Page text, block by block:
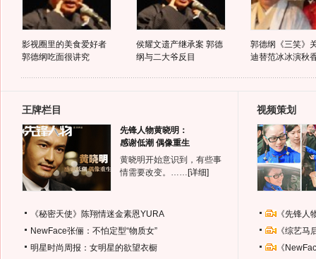
影视圈里的美食爱好者
郭德纲吃面很讲究
侯耀文遗产继承案 郭德
纲与二大爷反目
郭德纲《三笑》
迪替范冰冰演秋
王牌栏目
先锋人物黄晓明：
感谢低潮 偶像重生
黄晓明开始意识到，有些事
情需要改变。…… [详细]
《秘密天使》陈翔情迷金素恩YURA
NewFace张俪：不怕定型“物质女”
明星时尚周报：女明星的欲望衣橱
视频策划
《先锋
《综艺
《